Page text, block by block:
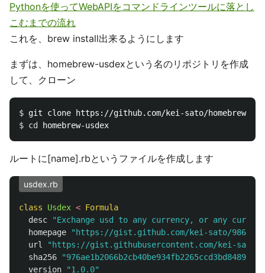
Pythonを使ってWebAPIをコマンドラインツールに落とし
こむまでの流れ
これを、brew install出来るようにします
まずは、homebrew-usdexという名のリポジトリを作成
して、クローン
$
$ cd
ルートに[name].rbというファイルを作成します
usdex.rb
class Usdex < Formula
desc
"Exchange usd to any currency, or any
homepage
"https://gist.github.com/kei-sato/
url
"https://gist.githubusercontent.com/kei-sato/
sha256
version
"1.0.0"